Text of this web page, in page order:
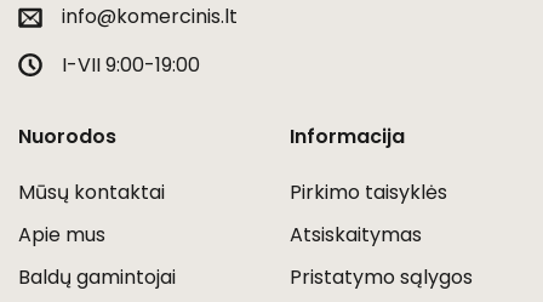
info@komercinis.lt
I-VII 9:00-19:00
Nuorodos
Mūsų kontaktai
Apie mus
Baldų gamintojai
Informacija
Pirkimo taisyklės
Atsiskaitymas
Pristatymo sąlygos